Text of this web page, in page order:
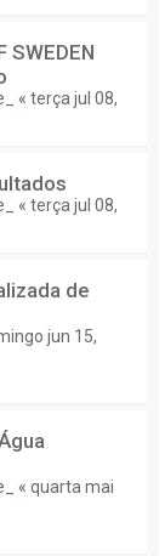
SWEDEN
« terça jul 08,
« terça jul 08,
de
jun 15,
« quarta mai